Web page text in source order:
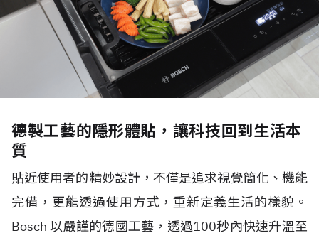
德製工藝的隱形體貼，讓科技回到生活本
質
貼近使用者的精妙設計，不僅是追求視覺簡化、機能
完備，更能透過使用方式，重新定義生活的樣貌。
Bosch 以嚴謹的德國工藝，透過100秒內快速升溫至